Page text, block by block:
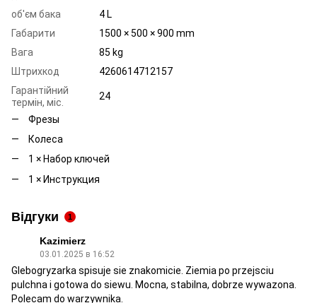
об'єм бака
4 L
Габарити
1500 × 500 × 900 mm
Вага
85 kg
Штрихкод
4260614712157
Гарантійний
термін, міс.
24
Фрезы
Колеса
1 × Набор ключей
1 × Инструкция
Відгуки 1
Kazimierz
03.01.2025 в 16:52
Glebogryzarka spisuje sie znakomicie. Ziemia po przejsciu
pulchna i gotowa do siewu. Mocna, stabilna, dobrze wywazona.
Polecam do warzywnika.